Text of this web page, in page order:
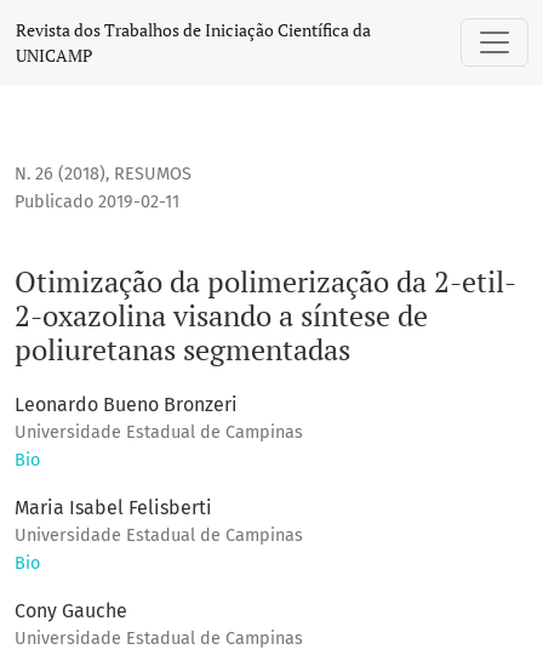
Otimização da polimerização da 2-etil-2-oxazolina
Revista dos Trabalhos de Iniciação Científica da
UNICAMP
N. 26 (2018), RESUMOS
Otimização da polimerização da 2-etil-
2-oxazolina visando a síntese de
poliuretanas segmentadas
Publicado 2019-02-11
Leonardo Bueno Bronzeri
Universidade Estadual de Campinas
Bio
Maria Isabel Felisberti
Universidade Estadual de Campinas
Bio
Cony Gauche
Universidade Estadual de Campinas